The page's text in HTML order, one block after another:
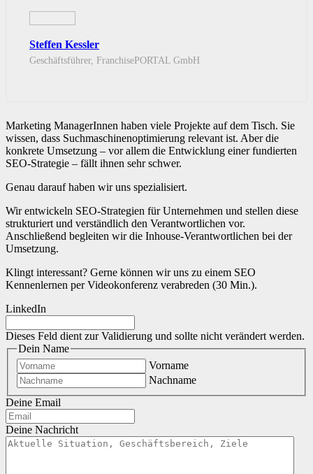
Steffen Kessler
Geschäftsführer, FranchisePORTAL GmbH
Marketing ManagerInnen haben viele Projekte auf dem Tisch. Sie
wissen, dass Suchmaschinenoptimierung relevant ist. Aber die
konkrete Umsetzung – vor allem die Entwicklung einer fundierten
SEO-Strategie – fällt ihnen sehr schwer.
Genau darauf haben wir uns spezialisiert.
Wir entwickeln SEO-Strategien für Unternehmen und stellen diese
strukturiert und verständlich den Verantwortlichen vor.
Anschließend begleiten wir die Inhouse-Verantwortlichen bei der
Umsetzung.
Klingt interessant? Gerne können wir uns zu einem SEO
Kennenlernen per Videokonferenz verabreden (30 Min.).
LinkedIn
Dieses Feld dient zur Validierung und sollte nicht verändert werden.
Dein Name
Vorname
Nachname
Deine Email
Deine Nachricht